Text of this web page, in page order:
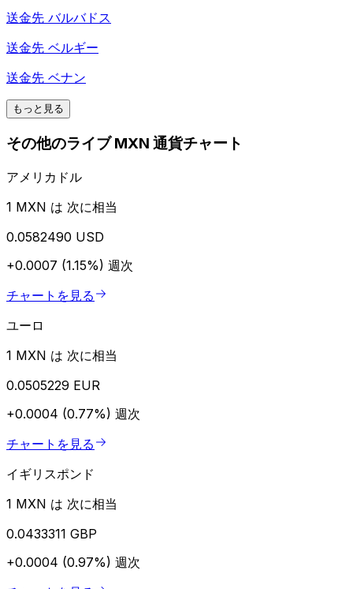
送金先 バルバドス
送金先 ベルギー
送金先 ベナン
もっと見る
その他のライブ MXN 通貨チャート
アメリカドル
1 MXN は 次に相当
0.0582490 USD
+0.0007 (1.15%) 週次
チャートを見る
ユーロ
1 MXN は 次に相当
0.0505229 EUR
+0.0004 (0.77%) 週次
チャートを見る
イギリスポンド
1 MXN は 次に相当
0.0433311 GBP
+0.0004 (0.97%) 週次